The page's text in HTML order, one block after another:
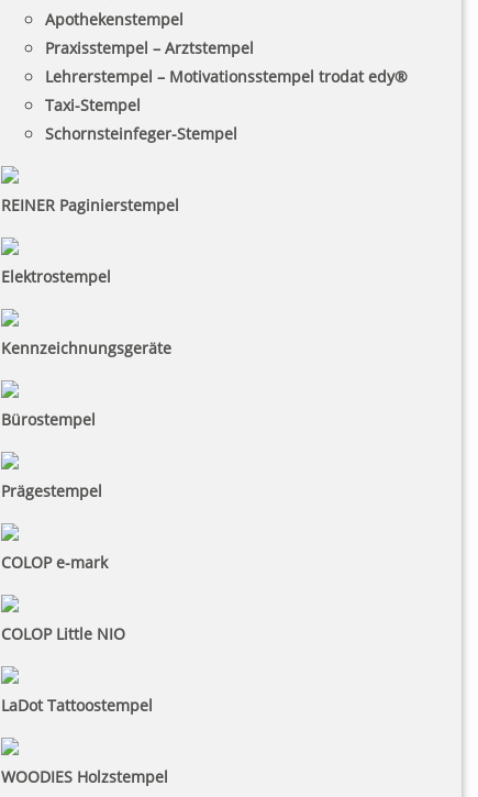
Apothekenstempel
Praxisstempel – Arztstempel
Lehrerstempel – Motivationsstempel trodat edy®
Taxi-Stempel
Schornsteinfeger-Stempel
REINER Paginierstempel
Elektrostempel
Kennzeichnungsgeräte
Bürostempel
Prägestempel
COLOP e-mark
COLOP Little NIO
LaDot Tattoostempel
WOODIES Holzstempel